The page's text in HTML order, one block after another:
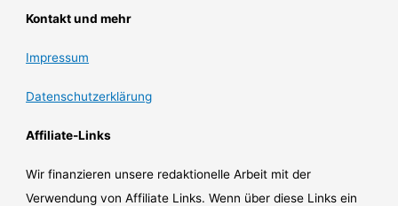
Kontakt und mehr
Impressum
Datenschutzerklärung
Affiliate-Links
Wir finanzieren unsere redaktionelle Arbeit mit der
Verwendung von Affiliate Links. Wenn über diese Links ein